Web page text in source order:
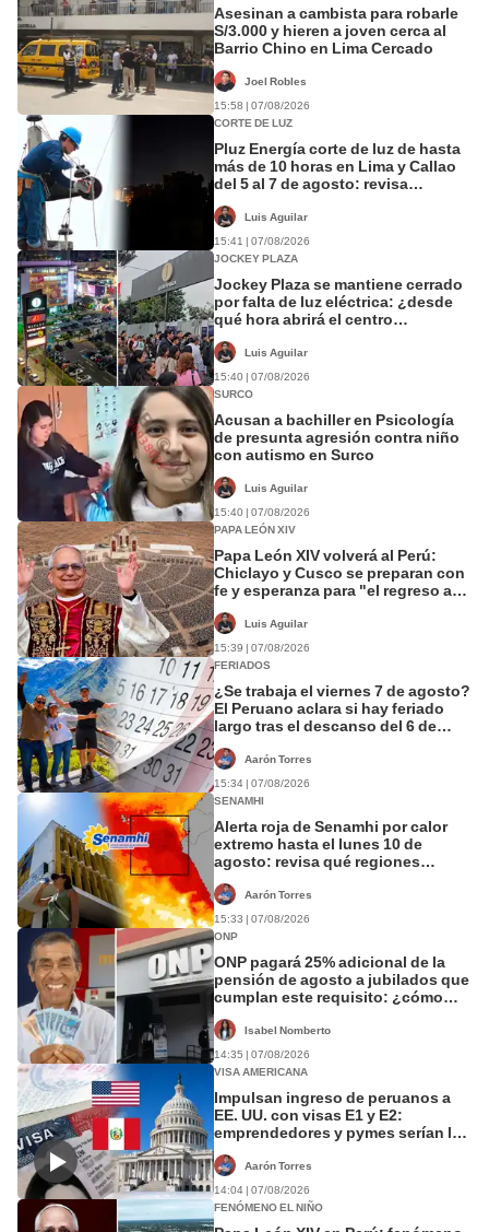
Asesinan a cambista para robarle
S/3.000 y hieren a joven cerca al
Barrio Chino en Lima Cercado
Joel Robles
15:58 | 07/08/2026
CORTE DE LUZ
Pluz Energía corte de luz de hasta
más de 10 horas en Lima y Callao
del 5 al 7 de agosto: revisa
Luis Aguilar
15:41 | 07/08/2026
JOCKEY PLAZA
Jockey Plaza se mantiene cerrado
por falta de luz eléctrica: ¿desde
qué hora abrirá el centro
Luis Aguilar
15:40 | 07/08/2026
SURCO
Acusan a bachiller en Psicología
de presunta agresión contra niño
con autismo en Surco
Luis Aguilar
15:40 | 07/08/2026
PAPA LEÓN XIV
Papa León XIV volverá al Perú:
Chiclayo y Cusco se preparan con
fe y esperanza para "el regreso a
Luis Aguilar
15:39 | 07/08/2026
FERIADOS
¿Se trabaja el viernes 7 de agosto?
El Peruano aclara si hay feriado
largo tras el descanso del 6 de
Aarón Torres
15:34 | 07/08/2026
SENAMHI
Alerta roja de Senamhi por calor
extremo hasta el lunes 10 de
agosto: revisa qué regiones
Aarón Torres
15:33 | 07/08/2026
ONP
ONP pagará 25% adicional de la
pensión de agosto a jubilados que
cumplan este requisito: ¿cómo
Isabel Nomberto
14:35 | 07/08/2026
VISA AMERICANA
Impulsan ingreso de peruanos a
EE. UU. con visas E1 y E2:
emprendedores y pymes serían los
Aarón Torres
14:04 | 07/08/2026
FENÓMENO EL NIÑO